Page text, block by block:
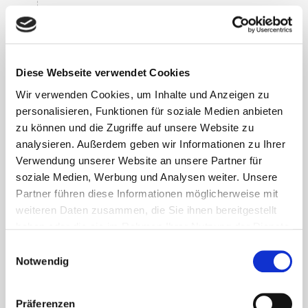
Diese Webseite verwendet Cookies
Wir verwenden Cookies, um Inhalte und Anzeigen zu
personalisieren, Funktionen für soziale Medien anbieten
zu können und die Zugriffe auf unsere Website zu
analysieren. Außerdem geben wir Informationen zu Ihrer
Verwendung unserer Website an unsere Partner für
soziale Medien, Werbung und Analysen weiter. Unsere
Partner führen diese Informationen möglicherweise mit
weiteren Daten zusammen, die Sie ihnen bereitgestellt
Einstellungen widerrufen oder ändern:
. Es befindet sich auch ein Link in der
Fußzeile zu den Einstellungen der Cookies um diese
Notwendig
Präferenzen
: Monatsrhythmus – Zyklus und
oral/vaginal gemessene Temperatur
05
Pflanzliche Adaptogene &
Medizinalpilze
Die häufigste Störung der
Nebennierenfunktion ist die
Nebennierenreizung, bei der Cortisol und
Aldosteron nicht situationsangepasst
Möglichkeiten und Medizinalpilze eine hohe
👉 Wir sprechen über die Eigenschaften von